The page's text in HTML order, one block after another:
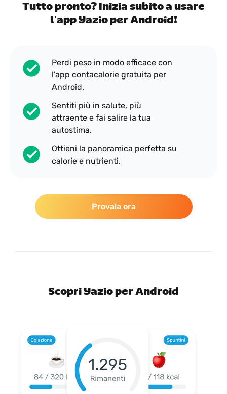
Tutto pronto? Inizia subito a usare
l'app Yazio per Android!
Perdi peso in modo efficace con
l'app contacalorie gratuita per
Android.
Sentiti più in salute, più
attraente e fai salire la tua
autostima.
Ottieni la panoramica perfetta su
calorie e nutrienti.
Provala ora
Scopri Yazio per Android